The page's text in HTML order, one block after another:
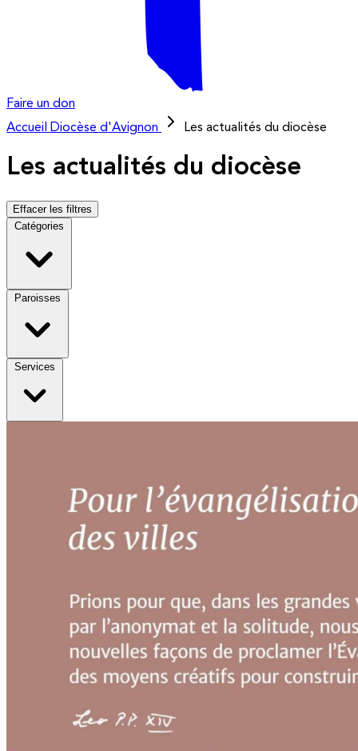
Faire un don
Accueil
Diocèse d'Avignon Les actualités du diocèse
Les actualités du diocèse
Effacer les filtres
Catégories
Paroisses
Services